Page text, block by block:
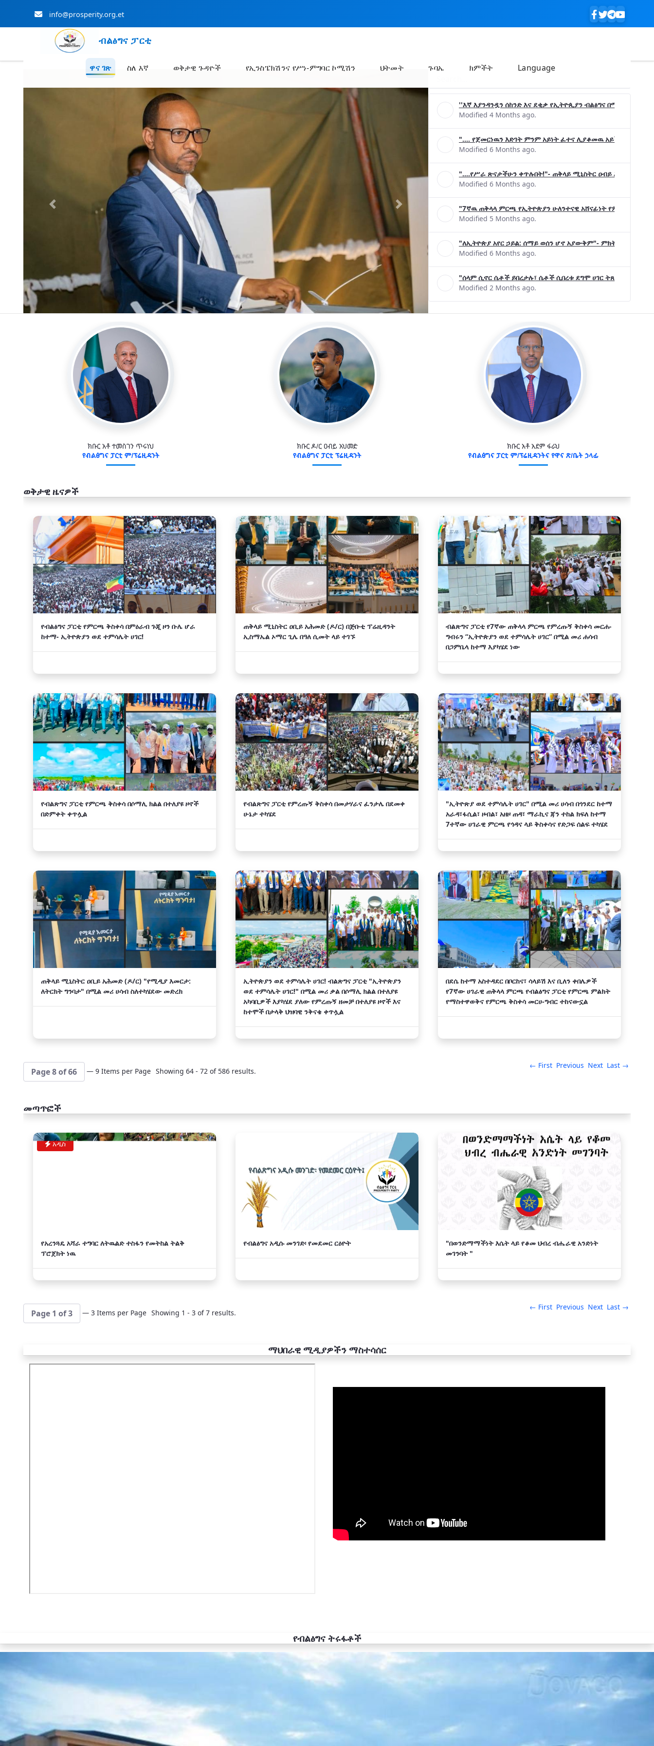
info@prosperity.org.et
ብልፅግና ፓርቲ
ዋና ገጽ ስለ እኛ ወቅታዊ ጉዳዮች የኢንስፔክሽንና የሥነ-ምግባር ኮሚሽን ህትመት ጉባኤ ክምችት Language
Previous Next
''እኛ እያንዳንዷን ሰከንድ እና ደቂቃ የኢትዮጲያን ብልፅግና በሚያረጋግጡ
Modified 4 Months ago.
".... የጀመርነዉን እድገት ምንም አይነት ፈተና ሊያቆመዉ አይችልም"-
Modified 6 Months ago.
"....የሥራ ጽናታችሁን ቀጥሉበት!"- ጠቅላይ ሚኒስትር ዐብይ አሕመድ (ዶ/ር)
Modified 6 Months ago.
"7ኛዉ ጠቅላላ ምርጫ የኢትዮጵያን ሁለንተናዊ አሸናፊነት የምናረጋግጥበት
Modified 5 Months ago.
"ለኢትዮጵያ አየር ኃይል: ሰማይ ወሰን ሆኖ አያውቅም"- ምክትል ጠቅላይ
Modified 6 Months ago.
"ሰላም ሲኖር ሴቶች ይበረታሉ፣ ሴቶች ሲበረቱ ደግሞ ሀገር ትጸናለች"- ዶ/ር
Modified 2 Months ago.
ክቡር አቶ ተመስገን ጥሩነህ
የብልፅግና ፓርቲ ም/ፕሬዚዳንት
ክቡር ዶ/ር ዐብይ አህመድ
የብልፅግና ፓርቲ ፕሬዚዳንት
ክቡር አቶ አደም ፋራህ
የብልፅግና ፓርቲ ም/ፕሬዚዳንትና የዋና ጽ/ቤት ኃላፊ
ወቅታዊ ዜናዎች
አዲስ
የብልፅግና ፓርቲ የምርጫ ቅስቀሳ በምዕራብ ጉጂ ዞን ቡሌ ሆራ
ከተማ- ኢትዮጵያን ወደ ተምሳሌት ሀገር!
ጠቅላይ ሚኒስትር ዐቢይ አሕመድ (ዶ/ር) በጅቡቲ ፕሬዚዳንት
ኢስማኤል ኦማር ጊሌ በዓለ ሲመት ላይ ተገኙ
ብልጽግና ፓርቲ የ7ኛው ጠቅላላ ምርጫ የምረጡኝ ቅስቀሳ መርሐ-
ግብሩን “ኢትዮጵያን ወደ ተምሳሌት ሀገር” በሚል መሪ ሐሳብ
በጋምቤላ ከተማ እያካሄደ ነው
የብልጽግና ፓርቲ የምርጫ ቅስቀሳ በሶማሊ ክልል በተለያዩ ዞኖች
በድምቀት ቀጥሏል
የብልጽግና ፓርቲ የምረጡኝ ቅስቀሳ በመታሃራና ፈንታሌ በደመቀ
ሁኔታ ተካሄደ
"ኢትዮጽያ ወደ ተምሳሌት ሀገር" በሚል መሪ ሀሳብ በጎንደር ከተማ
አራዳ፣ፋሲል፣ ዞብል፣ አዘዞ ጠዳ፣ ማራኪና ጃን ተከል ክፍለ ከተማ
7ተኛው ሀገራዊ ምርጫ የጎዳና ላይ ቅስቀሳና የድጋፍ ሰልፍ ተካሄደ
ጠቅላይ ሚኒስትር ዐቢይ አሕመድ (ዶ/ር) "የሚዲያ እመርታ:
ለትርክት ግንባታ" በሚል መሪ ሀሳብ ስለተካሄደው መድረክ
ኢትዮጵያን ወደ ተምሳሌት ሀገር! ብልጽግና ፓርቲ "ኢትዮጵያን
ወደ ተምሳሌት ሀገር!" በሚል መሪ ቃል በሶማሊ ክልል በተለያዩ
አካባቢዎች እያካሄደ ያለው የምረጡኝ ዘመቻ በተለያዩ ዞኖች እና
ከተሞች በታላቅ ህዝባዊ ንቅናቄ ቀጥሏል
በደሴ ከተማ አስተዳደር በቦርከና፣ ሳላይሽ እና ቢለን ቀበሌዎች
የ7ኛው ሀገራዊ ጠቅላላ ምርጫ የብልፅግና ፓርቲ የምርጫ ምልክት
የማስተዋወቅና የምርጫ ቅስቀሳ መርሀ-ግብር ተከናውኗል
Page 8 of 66 — 9 Items per Page Showing 64 - 72 of 586 results.
← First Previous Next Last →
መጣጥፎች
አዲስ
የአረንጓዴ አሻራ ተግባር ለትዉልድ ተስፋን የመትከል ትልቅ
ፕሮጀክት ነዉ
የብልፅግና አዲሱ መንገድ፡ የመደመር ርዕዮት
"በወንድማማችነት እሴት ላይ የቆመ ህብረ ብሔራዊ አንድነት
መገንባት "
Page 1 of 3 — 3 Items per Page Showing 1 - 3 of 7 results.
← First Previous Next Last →
ማህበራዊ ሚዲያዎችን ማስተሳሰር
የብልፅግና ትሩፋቶች